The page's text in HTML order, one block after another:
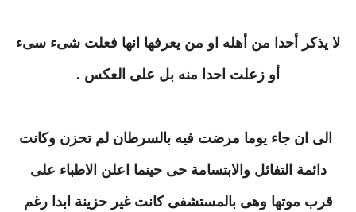
لا يذكر أحدا من أهله او من يعرفها انها فعلت شىء سىء
أو زعلت احدا منه بل على العكس .
الى ان جاء يوما مرضت فيه بالسرطان لم تحزن وكانت
دائمة التفائل والابتسامة حى حينما اعلن الاطباء على
قرب موتها وهى بالمستشفى كانت غير حزينة ابدا رغم